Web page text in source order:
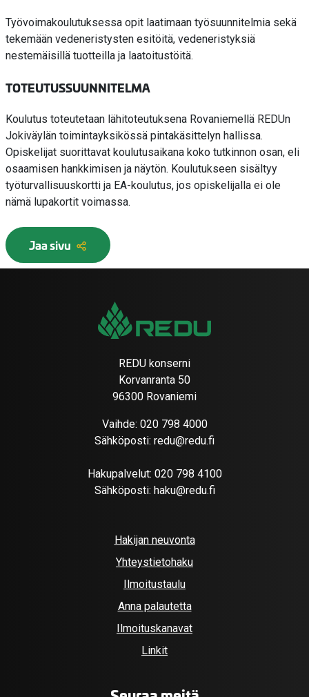
Työvoimakoulutuksessa opit laatimaan työsuunnitelmia sekä
tekemään vedeneristysten esitöitä, vedeneristyksiä
nestemäisillä tuotteilla ja laatoitustöitä.
TOTEUTUSSUUNNITELMA
Koulutus toteutetaan lähitoteutuksena Rovaniemellä REDUn
Jokiväylän toimintayksikössä pintakäsittelyn hallissa.
Opiskelijat suorittavat koulutusaikana koko tutkinnon osan, eli
osaamisen hankkimisen ja näytön. Koulutukseen sisältyy
työturvallisuuskortti ja EA-koulutus, jos opiskelijalla ei ole
nämä lupakortit voimassa.
Jaa sivu
REDU konserni
Korvanranta 50
96300 Rovaniemi
Vaihde: 020 798 4000
Sähköposti: redu@redu.fi
Hakupalvelut: 020 798 4100
Sähköposti: haku@redu.fi
Hakijan neuvonta
Yhteystietohaku
Ilmoitustaulu
Anna palautetta
Ilmoituskanavat
Linkit